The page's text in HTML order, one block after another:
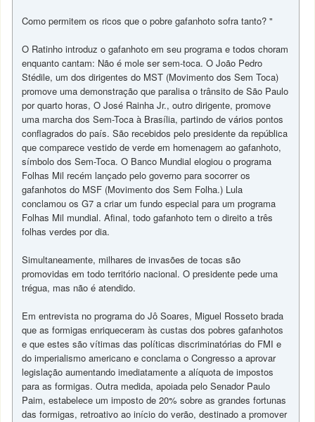
Como permitem os ricos que o pobre gafanhoto sofra tanto? "
O Ratinho introduz o gafanhoto em seu programa e todos choram
enquanto cantam: Não é mole ser sem-toca. O João Pedro
Stédile, um dos dirigentes do MST (Movimento dos Sem Toca)
promove uma demonstração que paralisa o trânsito de São Paulo
por quarto horas, O José Rainha Jr., outro dirigente, promove
uma marcha dos Sem-Toca à Brasília, partindo de vários pontos
conflagrados do país. São recebidos pelo presidente da república
que comparece vestido de verde em homenagem ao gafanhoto,
símbolo dos Sem-Toca. O Banco Mundial elogiou o programa
Folhas Mil recém lançado pelo governo para socorrer os
gafanhotos do MSF (Movimento dos Sem Folha.) Lula
conclamou os G7 a criar um fundo especial para um programa
Folhas Mil mundial. Afinal, todo gafanhoto tem o direito a três
folhas verdes por dia.
Simultaneamente, milhares de invasões de tocas são
promovidas em todo território nacional. O presidente pede uma
trégua, mas não é atendido.
Em entrevista no programa do Jô Soares, Miguel Rosseto brada
que as formigas enriqueceram às custas dos pobres gafanhotos
e que estes são vítimas das políticas discriminatórias do FMI e
do imperialismo americano e conclama o Congresso a aprovar
legislação aumentando imediatamente a alíquota de impostos
para as formigas. Outra medida, apoiada pelo Senador Paulo
Paim, estabelece um imposto de 20% sobre as grandes fortunas
das formigas, retroativo ao início do verão, destinado a promover